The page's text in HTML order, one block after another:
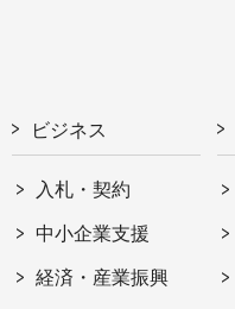
ビジネス
入札・契約
中小企業支援
経済・産業振興